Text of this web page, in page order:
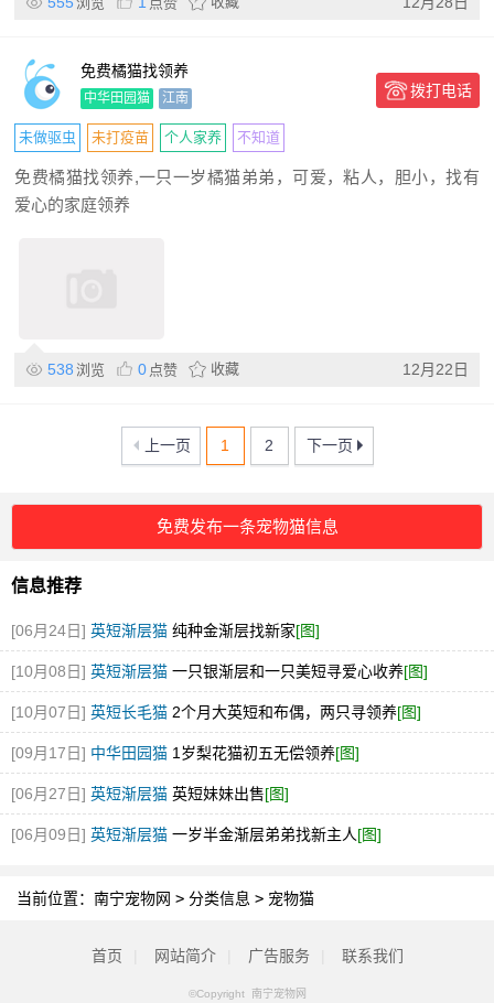
免费橘猫找领养
中华田园猫 江南 拨打电话
未做驱虫 未打疫苗 个人家养 不知道
免费橘猫找领养,一只一岁橘猫弟弟，可爱，粘人，胆小，找有
爱心的家庭领养
538 浏览 0 点赞 收藏 12月22日
上一页 1 2 下一页
免费发布一条宠物猫信息
信息推荐
[06月24日] 英短渐层猫 纯种金渐层找新家[图]
[10月08日] 英短渐层猫 一只银渐层和一只美短寻爱心收养[图]
[10月07日] 英短长毛猫 2个月大英短和布偶，两只寻领养[图]
[09月17日] 中华田园猫 1岁梨花猫初五无偿领养[图]
[06月27日] 英短渐层猫 英短妹妹出售[图]
[06月09日] 英短渐层猫 一岁半金渐层弟弟找新主人[图]
当前位置： 南宁宠物网 > 分类信息 > 宠物猫
首页 网站简介 广告服务 联系我们
©Copyright 南宁宠物网